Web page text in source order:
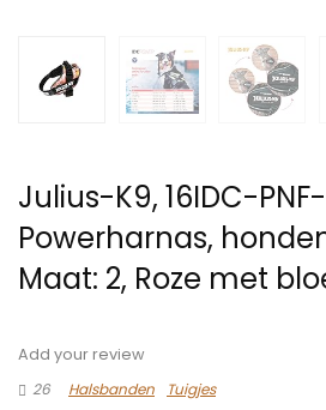
Julius-K9, 16IDC-
Powerharnas,
Maat: 2, Roze met
Add your review
26
Halsbanden Tuigjes